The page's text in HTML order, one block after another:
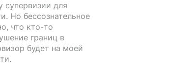
супервизии для
Но бессознательное
что кто-то
границ в
будет на моей